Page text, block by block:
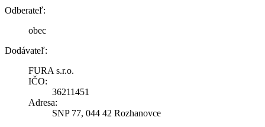
Odberateľ:
obec
Dodávateľ:
FURA s.r.o.
IČO:
36211451
Adresa:
SNP 77, 044 42 Rozhanovce